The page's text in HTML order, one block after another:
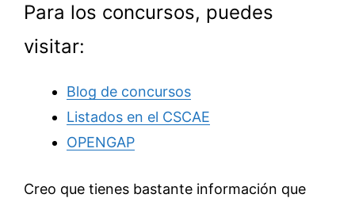
Para los concursos, puedes
visitar:
Blog de concursos
Listados en el CSCAE
OPENGAP
Creo que tienes bastante información que